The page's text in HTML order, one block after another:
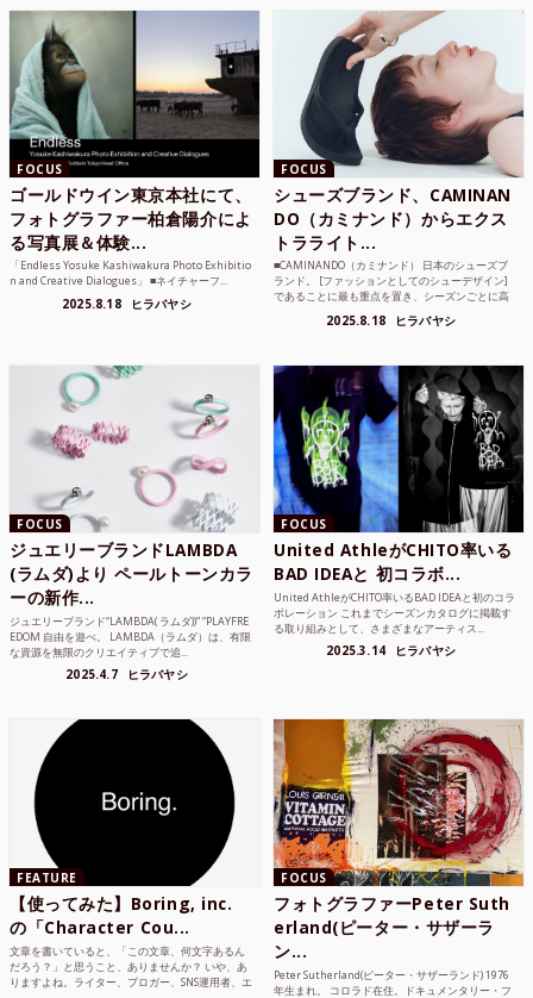
FOCUS
ゴールドウイン東京本社にて、
フォトグラファー柏倉陽介によ
る写真展＆体験...
「Endless Yosuke Kashiwakura Photo Exhibitio
n and Creative Dialogues」 ■ネイチャーフ...
2025.8.18 ヒラバヤシ
FOCUS
シューズブランド、CAMINAN
DO（カミナンド）からエクス
トラライト...
■CAMINANDO（カミナンド） 日本のシューズブ
ランド。 [ファッションとしてのシューデザイン]
であることに最も重点を置き、シーズンごとに高
2025.8.18 ヒラバヤシ
FOCUS
ジュエリーブランドLAMBDA
(ラムダ)より ペールトーンカラ
ーの新作...
ジュエリーブランド“LAMBDA( ラムダ))” “PLAYFRE
EDOM 自由を遊べ。 LAMBDA（ラムダ）は、有限
な資源を無限のクリエイティブで追...
2025.4.7 ヒラバヤシ
FOCUS
United AthleがCHITO率いる
BAD IDEAと 初コラボ...
United AthleがCHITO率いるBAD IDEAと初のコラ
ボレーション これまでシーズンカタログに掲載す
る取り組みとして、さまざまなアーティス...
2025.3.14 ヒラバヤシ
FEATURE
【使ってみた】Boring, inc.
の「Character Cou...
文章を書いていると、「この文章、何文字あるん
だろう？」と思うこと、ありませんか？ いや、あ
りますよね。ライター、ブロガー、SNS運用者、エ
FOCUS
フォトグラファーPeter Suth
erland(ピーター・サザーラ
ン...
Peter Sutherland(ピーター・サザーランド) 1976
年生まれ。 コロラド在住。ドキュメンタリー・フ